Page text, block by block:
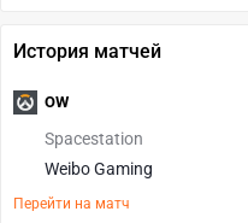
История матчей
Spacestation
Weibo Gaming
Перейти на матч
OW